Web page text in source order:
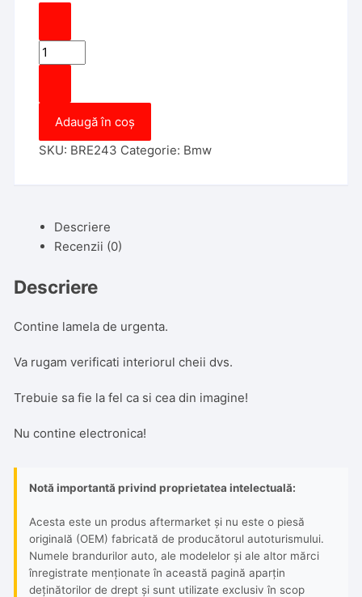
Cantitate
Carcasa
Compatibila
Bmw
Butoane,
cu
silver
Adaugă în coș
SKU: BRE243 Categorie: Bmw
Descriere
Recenzii (0)
Descriere
Contine lamela de urgenta.
Va rugam verificati interiorul cheii dvs.
Trebuie sa fie la fel ca si cea din imagine!
Nu contine electronica!
Notă importantă privind proprietatea intelectuală:
Acesta este un produs aftermarket și nu este o piesă
originală (OEM) fabricată de producătorul autoturismului.
Numele brandurilor auto, ale modelelor și ale altor mărci
înregistrate menționate în această pagină aparțin
deținătorilor de drept și sunt utilizate exclusiv în scop